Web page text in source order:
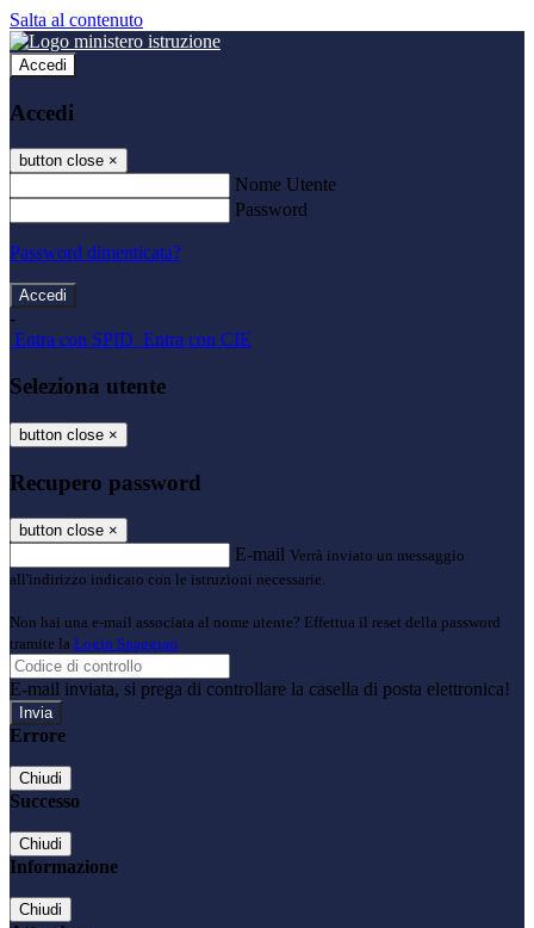
Salta al contenuto
Accedi
Accedi
button close ×
Nome Utente
Password
Password dimenticata?
-
Entra con SPID Entra con CIE
Seleziona utente
button close ×
Recupero password
button close ×
E-mail Verrà inviato un messaggio
all'indirizzo indicato con le istruzioni necessarie.
Non hai una e-mail associata al nome utente? Effettua il reset della password
tramite la Login Spaggiari
E-mail inviata, si prega di controllare la casella di posta elettronica!
Errore
Chiudi
Successo
Chiudi
Informazione
Chiudi